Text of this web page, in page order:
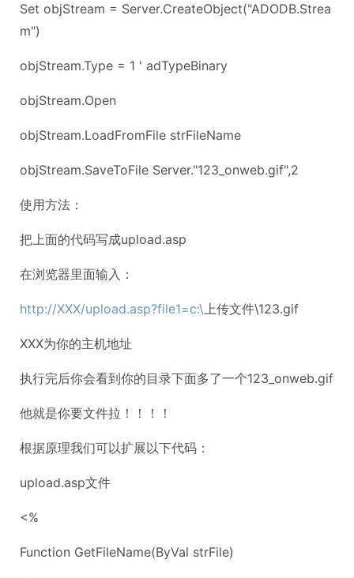
Set objStream = Server.CreateObject("ADODB.Strea
m")
objStream.Type = 1 ' adTypeBinary
objStream.Open
objStream.LoadFromFile strFileName
objStream.SaveToFile Server."123_onweb.gif",2
使用方法：
把上面的代码写成upload.asp
在浏览器里面输入：
http://XXX/upload.asp?file1=c:\上传文件\123.gif
XXX为你的主机地址
执行完后你会看到你的目录下面多了一个123_onweb.gif
他就是你要文件拉！！！！
根据原理我们可以扩展以下代码：
upload.asp文件
<%
Function GetFileName(ByVal strFile)